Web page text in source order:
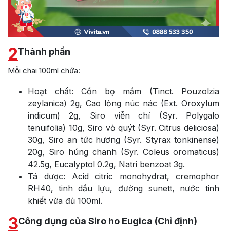
2Thành phần
Mỗi chai 100ml chứa:
Hoạt chất: Cồn bọ mắm (Tinct. Pouzolzia
zeylanica) 2g, Cao lỏng núc nác (Ext. Oroxylum
indicum) 2g, Siro viễn chí (Syr. Polygalo
tenuifolia) 10g, Siro vỏ quýt (Syr. Citrus deliciosa)
30g, Siro an tức hương (Syr. Styrax tonkinense)
20g, Siro húng chanh (Syr. Coleus oromaticus)
42.5g, Eucalyptol 0.2g, Natri benzoat 3g.
Tá dược: Acid citric monohydrat, cremophor
RH40, tinh dầu lựu, đường sunett, nước tinh
khiết vừa đủ 100ml.
3Công dụng của Siro ho Eugica (Chỉ định)